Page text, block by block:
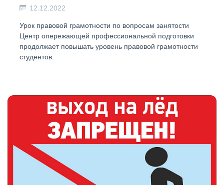
12.12.2022
Урок правовой грамотности по вопросам занятости
Центр опережающей профессиональной подготовки
продолжает повышать уровень правовой грамотности
студентов.